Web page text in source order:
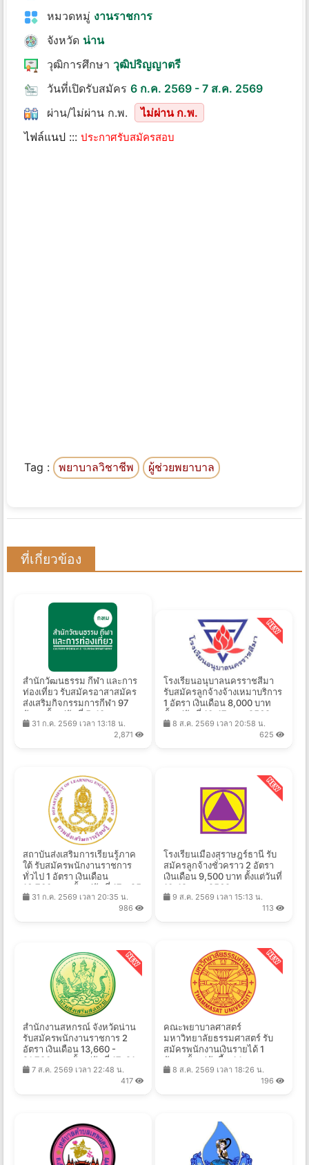
หมวดหมู่ งานราชการ
จังหวัด น่าน
วุฒิการศึกษา วุฒิปริญญาตรี
วันที่เปิดรับสมัคร 6 ก.ค. 2569 - 7 ส.ค. 2569
ผ่าน/ไม่ผ่าน ก.พ.
ไม่ผ่าน ก.พ.
ไฟล์แนป ::: ประกาศรับสมัครสอบ
Tag : พยาบาลวิชาชีพ ผู้ช่วยพยาบาล
ที่เกี่ยวข้อง
สำนักวัฒนธรรม กีฬา และการ
ท่องเที่ยว รับสมัครอาสาสมัคร
ส่งเสริมกิจกรรมการกีฬา 97
อัตรา ตั้งแต่วันที่ 5-18 ส.ค.
256931 ก.ค. 2569 เวลา 13:18 น.
2,871
โรงเรียนอนุบาลนครราชสีมา
รับสมัครลูกจ้างจ้างเหมาบริการ
1 อัตรา เงินเดือน 8,000 บาท
ตั้งแต่วันที่ 10-17 ส.ค. 2569
8 ส.ค. 2569 เวลา 20:58 น.
625
สถาบันส่งเสริมการเรียนรู้ภาค
ใต้ รับสมัครพนักงานราชการ
ทั่วไป 1 อัตรา เงินเดือน
16,700 บาท ตั้งแต่วันที่ 17 - 25
ส.ค. 2569
31 ก.ค. 2569 เวลา 20:35 น.
986
โรงเรียนเมืองสุราษฎร์ธานี รับ
สมัครลูกจ้างชั่วคราว 2 อัตรา
เงินเดือน 9,500 บาท ตั้งแต่วันที่
10-19 ส.ค. 2569
9 ส.ค. 2569 เวลา 15:13 น.
113
สำนักงานสหกรณ์ จังหวัดน่าน
รับสมัครพนักงานราชการ 2
อัตรา เงินเดือน 13,660 -
21,780 บาท ตั้งแต่วันที่ 17-21
ส.ค. 2569
7 ส.ค. 2569 เวลา 22:48 น.
417
คณะพยาบาลศาสตร์
มหาวิทยาลัยธรรมศาสตร์ รับ
สมัครพนักงานเงินรายได้ 1
อัตรา ตั้งแต่บัดนี้ - 14 ส.ค.
2569
8 ส.ค. 2569 เวลา 18:26 น.
196